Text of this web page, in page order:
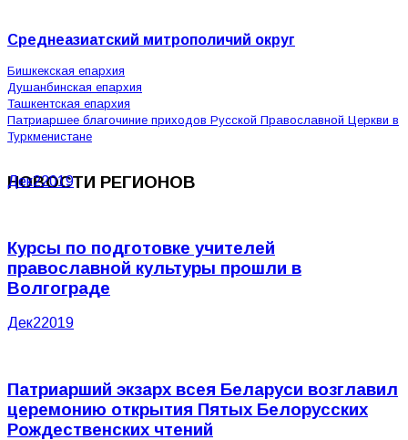
Среднеазиатский митрополичий округ
Бишкекская епархия
Душанбинская епархия
Ташкентская епархия
Патриаршее благочиние приходов Русской Православной Церкви в
Туркменистане
НОВОСТИ РЕГИОНОВ
Дек22019
Курсы по подготовке учителей
православной культуры прошли в
Волгограде
Дек22019
Патриарший экзарх всея Беларуси возглавил
церемонию открытия Пятых Белорусских
Рождественских чтений